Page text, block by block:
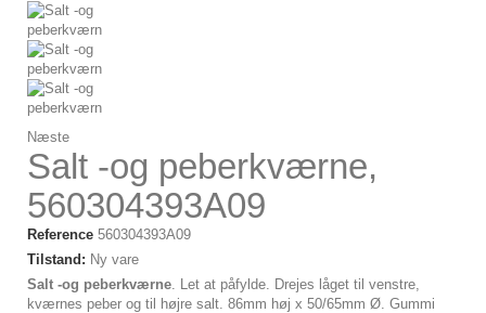
Næste
Salt -og peberkværne,
560304393A09
Reference 560304393A09
Tilstand: Ny vare
Salt -og peberkværne . Let at påfylde. Drejes låget til venstre,
kværnes peber og til højre salt. 86mm høj x 50/65mm Ø. Gummi